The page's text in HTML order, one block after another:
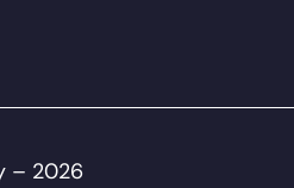
– 2026